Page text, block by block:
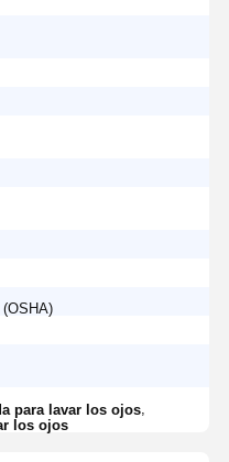
para lavar los ojos,
los ojos